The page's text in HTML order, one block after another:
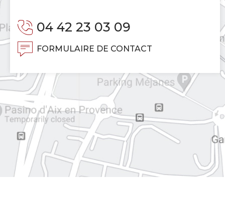
04 42 23 03 09
FORMULAIRE DE CONTACT